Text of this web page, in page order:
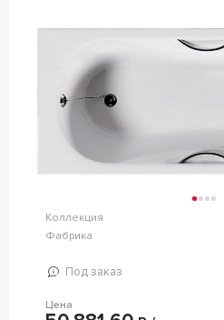
Коллекция
Фабрика
Под заказ
Цена